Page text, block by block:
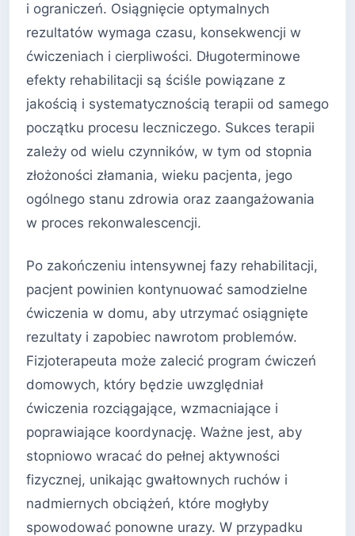
i ograniczeń. Osiągnięcie optymalnych
rezultatów wymaga czasu, konsekwencji w
ćwiczeniach i cierpliwości. Długoterminowe
efekty rehabilitacji są ściśle powiązane z
jakością i systematycznością terapii od samego
początku procesu leczniczego. Sukces terapii
zależy od wielu czynników, w tym od stopnia
złożoności złamania, wieku pacjenta, jego
ogólnego stanu zdrowia oraz zaangażowania
w proces rekonwalescencji.
Po zakończeniu intensywnej fazy rehabilitacji,
pacjent powinien kontynuować samodzielne
ćwiczenia w domu, aby utrzymać osiągnięte
rezultaty i zapobiec nawrotom problemów.
Fizjoterapeuta może zalecić program ćwiczeń
domowych, który będzie uwzględniał
ćwiczenia rozciągające, wzmacniające i
poprawiające koordynację. Ważne jest, aby
stopniowo wracać do pełnej aktywności
fizycznej, unikając gwałtownych ruchów i
nadmiernych obciążeń, które mogłyby
spowodować ponowne urazy. W przypadku